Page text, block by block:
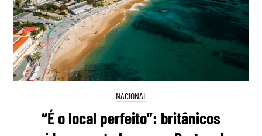
NACIONAL
“É o local perfeito”: britânicos